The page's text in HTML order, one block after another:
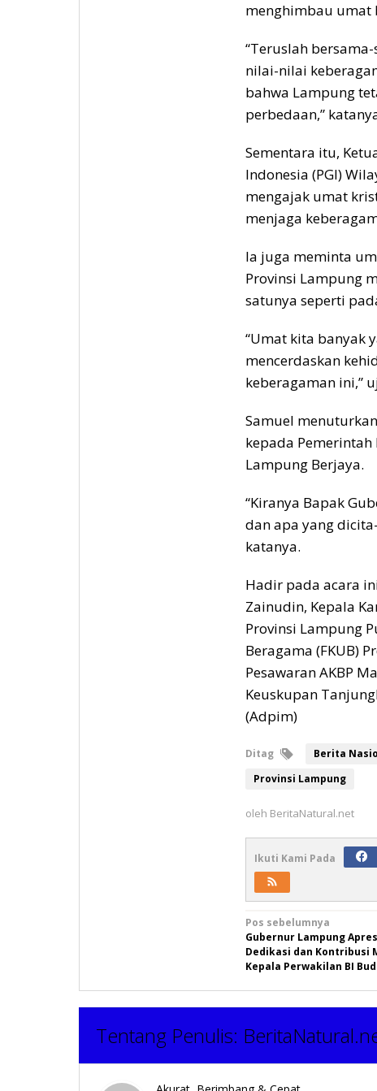
menghimbau umat
“Teruslah
nilai-nilai
bahwa Lampung
perbedaan,”
Sementara itu,
Indonesia (PGI)
mengajak umat
menjaga
Ia juga meminta
Provinsi Lampung
satunya seperti
“Umat kita banyak
mencerdaskan
keberagaman ini,”
Samuel
kepada
Lampung Berjaya.
“Kiranya Bapak
dan apa yang
katanya.
Hadir pada acara
Zainudin, Kepala
Provinsi Lampung
Beragama (FKUB)
Pesawaran AKBP
Keuskupan
(Adpim)
Ditag Berita
Provinsi Lampung
oleh BeritaNatural.net
Ikuti Kami Pada
Navigasi
pos
Pos sebelumnya
Gubernur Lampung
Dedikasi dan Kontribusi
Kepala Perwakilan BI
Tentang Penulis: